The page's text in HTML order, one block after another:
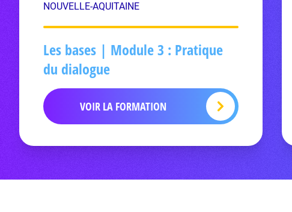
NOUVELLE-AQUITAINE
Les bases | Module 3 : Pratique
du dialogue
VOIR LA FORMATION